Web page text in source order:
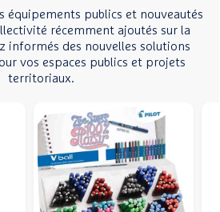
équipements publics et nouveautés
récemment ajoutés sur la
informés des nouvelles solutions
vos espaces publics et projets
territoriaux.